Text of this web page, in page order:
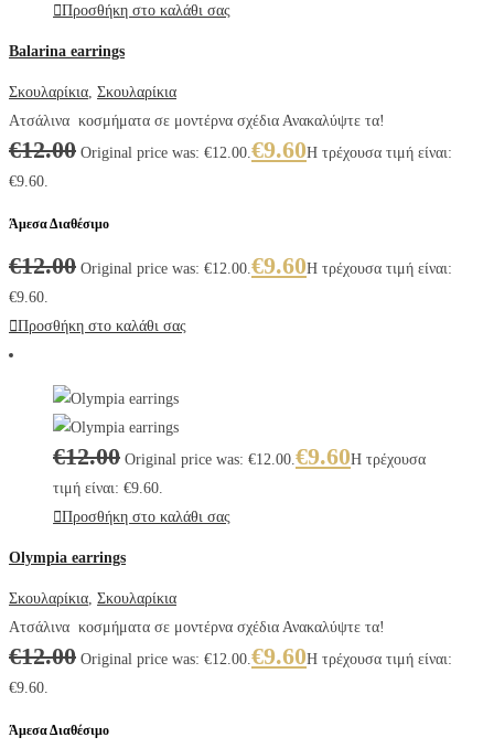
Προσθήκη στο καλάθι σας
Balarina earrings
Σκουλαρίκια Σκουλαρίκια
Ατσάλινα κοσμήματα σε μοντέρνα σχέδια Ανακαλύψτε τα!
€12.00 Original price was: €12.00. €9.60Η τρέχουσα τιμή είναι:
€9.60.
Άμεσα Διαθέσιμο
€12.00 Original price was: €12.00. €9.60Η τρέχουσα τιμή είναι:
€9.60.
Προσθήκη στο καλάθι σας
€12.00 Original price was: €12.00. €9.60Η τρέχουσα
τιμή είναι: €9.60.
Προσθήκη στο καλάθι σας
Olympia earrings
Σκουλαρίκια Σκουλαρίκια
Ατσάλινα κοσμήματα σε μοντέρνα σχέδια Ανακαλύψτε τα!
€12.00 Original price was: €12.00. €9.60Η τρέχουσα τιμή είναι:
€9.60.
Άμεσα Διαθέσιμο